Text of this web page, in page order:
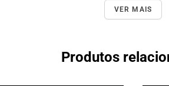
VER MAIS
Produtos